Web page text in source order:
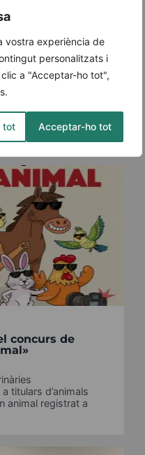
vostra experiència de
personalitzats i
a "Acceptar-ho tot",
tot Acceptar-ho tot
de
viatjar amb
cops de calor
el viatge i
la calor són
[...]
concurs de
titulars d’animals
animal registrat a